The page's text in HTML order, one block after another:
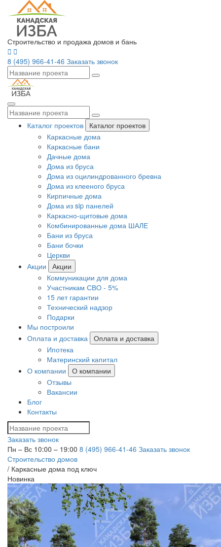
Строительство и продажа домов и бань
8 (495) 966-41-46 Заказать звонок
Каталог проектов
Каталог проектов
Каркасные дома
Каркасные бани
Дачные дома
Дома из бруса
Дома из оцилиндрованного бревна
Дома из клееного бруса
Кирпичные дома
Дома из sip панелей
Каркасно-щитовые дома
Комбинированные дома ШАЛЕ
Бани из бруса
Бани бочки
Церкви
Акции
Акции
Коммуникации для дома
Участникам СВО - 5%
15 лет гарантии
Технический надзор
Подарки
Мы построили
Оплата и доставка
Оплата и доставка
Ипотека
Материнский капитал
О компании
О компании
Отзывы
Вакансии
Блог
Контакты
Заказать звонок
Пн – Вс 10:00 – 19:00 8 (495) 966-41-46 Заказать звонок
Строительство домов
/ Каркасные дома под ключ
Новинка